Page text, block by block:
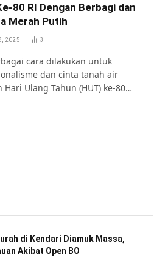
80 RI Dengan Berbagi dan
Merah Putih
2025 3
cara dilakukan untuk
dan cinta tanah air
Ulang Tahun (HUT) ke-80…
di Kendari Diamuk Massa,
Akibat Open BO